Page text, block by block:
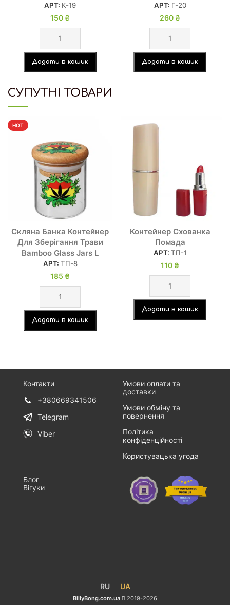
АРТ: К-19
150 ₴
Додати в кошик
АРТ: Г-20
260 ₴
Додати в кошик
СУПУТНІ ТОВАРИ
HOT
Скляна Банка Контейнер
Для Зберігання Трави
Bamboo Glass Jars L
АРТ: ТП-8
185 ₴
Додати в кошик
Контейнер Схованка
Помада
АРТ: ТП-1
110 ₴
Додати в кошик
Контакти
+380669341506
Telegram
Viber
Умови оплати та
доставки
Умови обміну та
повернення
Політика
конфіденційності
Користувацька угода
Блог
Вігуки
RU UA
BillyBong.com.ua 2019-2026